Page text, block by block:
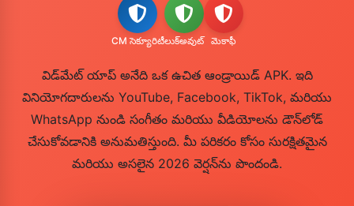
CM సెక్యూరిటీలుక్‌అవుట్ మెకాఫీ
విడ్‌మేట్ యాప్ అనేది ఒక ఉచిత ఆండ్రాయిడ్ APK. ఇది
వినియోగదారులను YouTube, Facebook, TikTok, మరియు
WhatsApp నుండి సంగీతం మరియు వీడియోలను డౌన్‌లోడ్
చేసుకోవడానికి అనుమతిస్తుంది. మీ పరికరం కోసం సురక్షితమైన
మరియు అసలైన 2026 వెర్షన్‌ను పొందండి.